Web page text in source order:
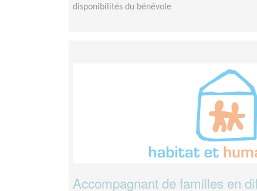
disponibilités du bénévole
Accompagnant de familles en